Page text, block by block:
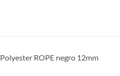
Polyester ROPE negro 12mm